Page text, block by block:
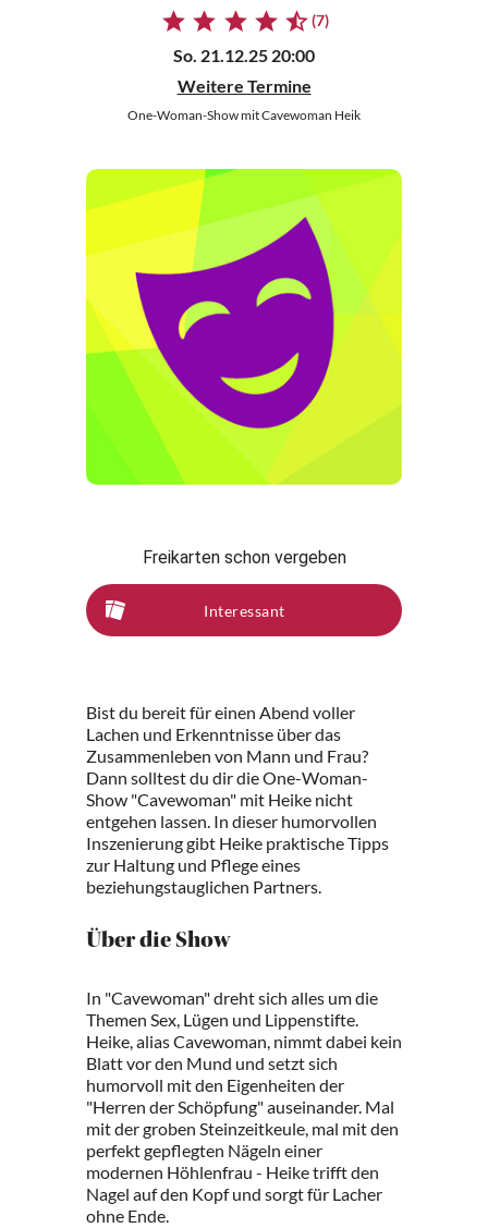
(7)
So. 21.12.25 20:00
Weitere Termine
One-Woman-Show mit Cavewoman Heik
Freikarten schon vergeben
Interessant
Bist du bereit für einen Abend voller
Lachen und Erkenntnisse über das
Zusammenleben von Mann und Frau?
Dann solltest du dir die One-Woman-
Show "Cavewoman" mit Heike nicht
entgehen lassen. In dieser humorvollen
Inszenierung gibt Heike praktische Tipps
zur Haltung und Pflege eines
beziehungstauglichen Partners.
Über die Show
In "Cavewoman" dreht sich alles um die
Themen Sex, Lügen und Lippenstifte.
Heike, alias Cavewoman, nimmt dabei kein
Blatt vor den Mund und setzt sich
humorvoll mit den Eigenheiten der
"Herren der Schöpfung" auseinander. Mal
mit der groben Steinzeitkeule, mal mit den
perfekt gepflegten Nägeln einer
modernen Höhlenfrau - Heike trifft den
Nagel auf den Kopf und sorgt für Lacher
ohne Ende.